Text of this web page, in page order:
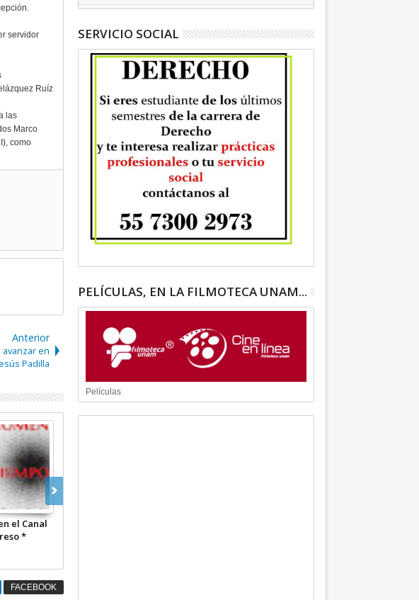
servidor
Ruíz
las
Marco
como
Anterior
en
Padilla
en el Canal
Congreso *
FACEBOOK
SERVICIO SOCIAL
PELÍCULAS, EN LA FILMOTECA UNAM...
Películas